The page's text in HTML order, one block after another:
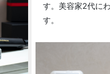
す。美容家2代に
す。